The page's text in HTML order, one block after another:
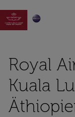

Royal
Kuala